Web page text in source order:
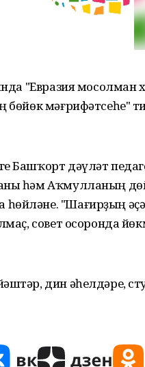
"Евразия
мәғрифәтсеһе"
Башҡорт дәүләт
һәм Аҡмулланың
"Шағирҙың
совет осоронда
дин әһелдәре,